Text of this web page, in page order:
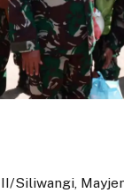
Siliwangi,